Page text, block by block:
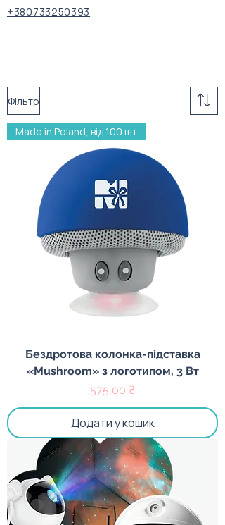
+380733250393
Фільтр
Made in Poland, від 100 шт
Бездротова колонка-підставка
«Mushroom» з логотипом, 3 Вт
Ціна
575,00 ₴
Додати у кошик